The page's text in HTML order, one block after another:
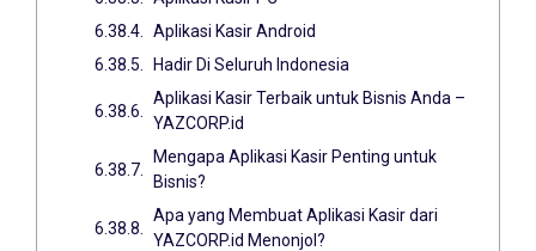
Aplikasi Kasir Android
Hadir Di Seluruh Indonesia
Aplikasi Kasir Terbaik untuk Bisnis Anda –
YAZCORP.id
Mengapa Aplikasi Kasir Penting untuk
Bisnis?
Apa yang Membuat Aplikasi Kasir dari
YAZCORP.id Menonjol?